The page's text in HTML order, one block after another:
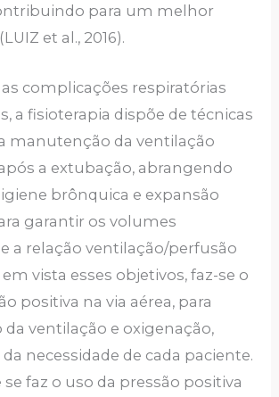
para um melhor
et al., 2016).
complicações respiratórias
a fisioterapia dispõe de técnicas
manutenção da ventilação
a extubação, abrangendo
brônquica e expansão
garantir os volumes
a relação ventilação/perfusão
vista esses objetivos, faz-se o
positiva na via aérea, para
ventilação e oxigenação,
necessidade de cada paciente.
faz o uso da pressão positiva